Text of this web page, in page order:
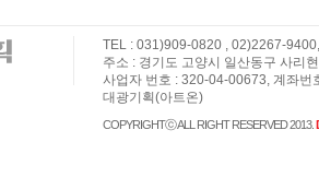
TEL : 031)909-0820 , 02)2267-
주소 : 경기도 고양시 일산동구 사리
사업자 번호 : 320-04-00673, 계좌
대광기획(아트온)
COPYRIGHTⓒ ALL RIGHT RESERVED 2013.